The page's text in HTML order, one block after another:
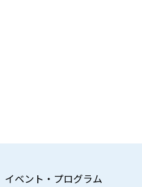
イベント・プログラム